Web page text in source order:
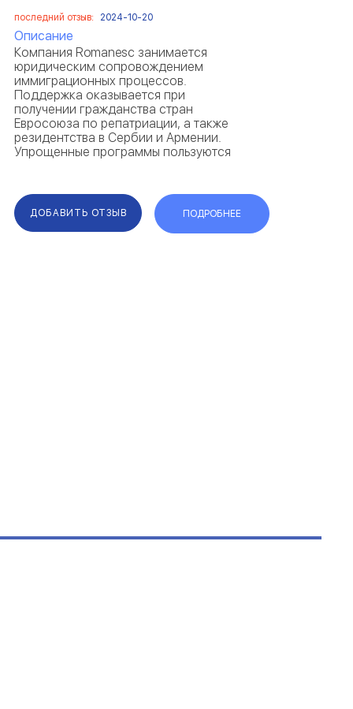
последний отзыв: 2024-10-20
Описание
Компания Romanesc занимается
юридическим сопровождением
иммиграционных процессов.
Поддержка оказывается при
получении гражданства стран
Евросоюза по репатриации, а также
резидентства в Сербии и Армении.
Упрощенные программы пользуются
Прописанные в договоре гарантии,
говорят об ответственности и
надежности ...
ДОБАВИТЬ ОТЗЫВ ПОДРОБНЕЕ